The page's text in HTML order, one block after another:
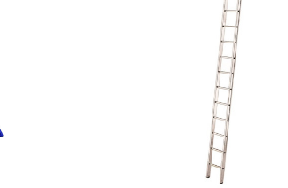
reso?
dell'acquisto?
Calzolari?